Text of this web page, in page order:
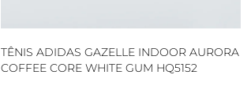
TÊNIS ADIDAS GAZELLE INDOOR AURORA
COFFEE CORE WHITE GUM HQ5152